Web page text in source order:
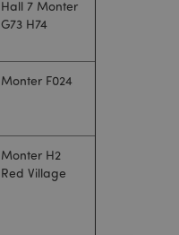
Hall 7 Monter
G73 H74
Monter F024
Monter H2
Red Village